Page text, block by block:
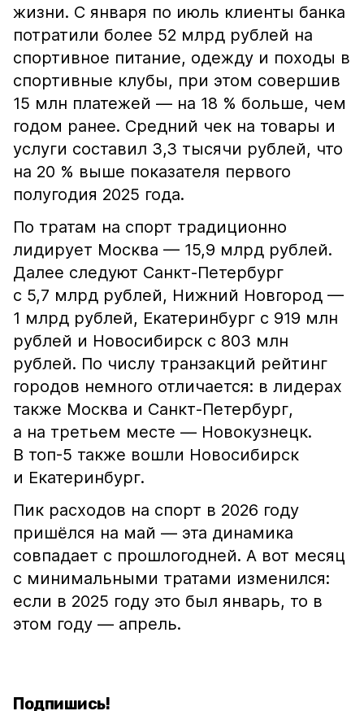
жизни. С января по июль клиенты банка
потратили более 52 млрд рублей на
спортивное питание, одежду и походы в
спортивные клубы, при этом совершив
15 млн платежей — на 18 % больше, чем
годом ранее. Средний чек на товары и
услуги составил 3,3 тысячи рублей, что
на 20 % выше показателя первого
полугодия 2025 года.
По тратам на спорт традиционно
лидирует Москва — 15,9 млрд рублей.
Далее следуют Санкт-Петербург
с 5,7 млрд рублей, Нижний Новгород —
1 млрд рублей, Екатеринбург с 919 млн
рублей и Новосибирск с 803 млн
рублей. По числу транзакций рейтинг
городов немного отличается: в лидерах
также Москва и Санкт-Петербург,
а на третьем месте — Новокузнецк.
В топ-5 также вошли Новосибирск
и Екатеринбург.
Пик расходов на спорт в 2026 году
пришёлся на май — эта динамика
совпадает с прошлогодней. А вот месяц
с минимальными тратами изменился:
если в 2025 году это был январь, то в
этом году — апрель.
Подпишись!